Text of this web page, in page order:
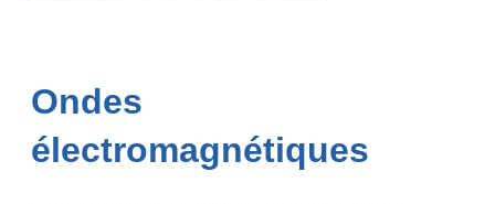
Ondes
électromagnétiques